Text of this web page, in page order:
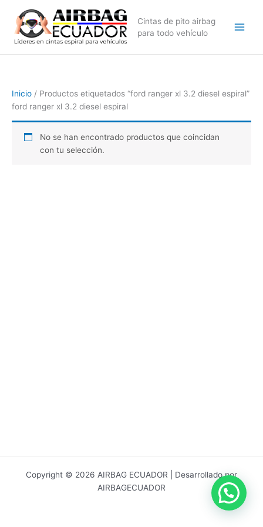
contenido
Cintas de pito airbag
para todo vehículo
Inicio / Productos etiquetados “ford ranger xl 3.2 diesel espiral”
ford ranger xl 3.2 diesel espiral
No se han encontrado productos que coincidan
con tu selección.
Copyright © 2026 AIRBAG ECUADOR | Desarrollado por
AIRBAGECUADOR